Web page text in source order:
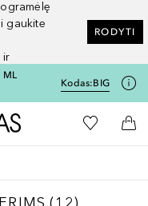
gaukite
ir
RODYTI
ML
Kodas:BIG
Į Douglas pagrindinį
Į mano
Į
12